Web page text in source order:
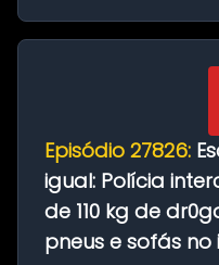
Episódio 27826:
igual: Polícia
de 110 kg de
pneus e sofás no